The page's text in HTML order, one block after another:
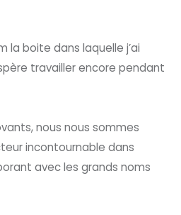
la boite dans laquelle j’ai
travailler encore pendant
nous nous sommes
incontournable dans
avec les grands noms